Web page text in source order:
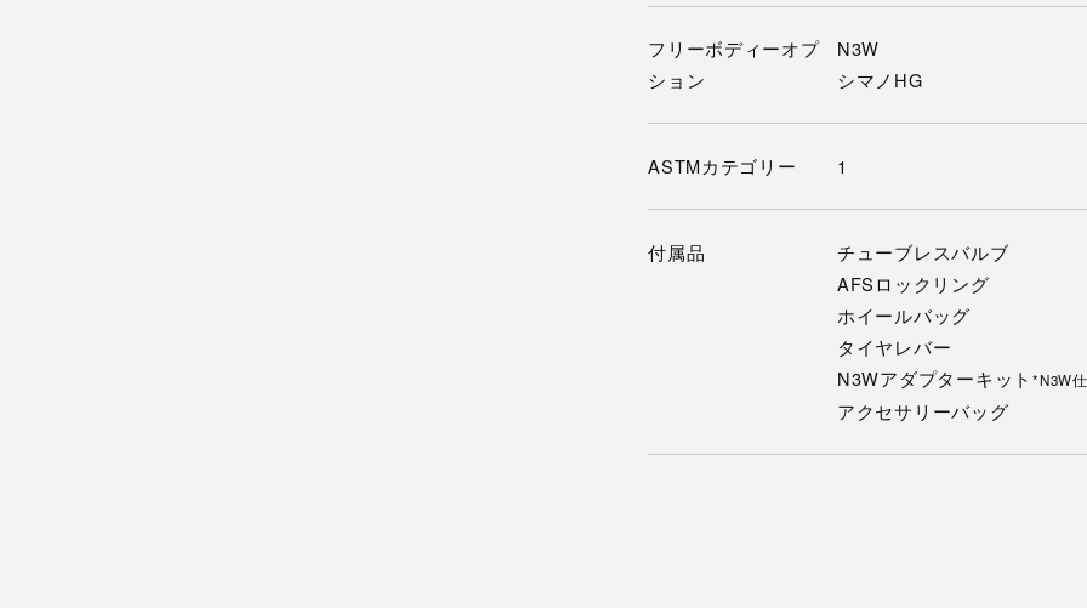
フリーボディーオプ
ション
N3W
シマノHG
ASTMカテゴリー 1
付属品
チューブレスバルブ
AFSロックリング
ホイールバッグ
タイヤレバー
N3Wアダプターキット*N3W
アクセサリーバッグ